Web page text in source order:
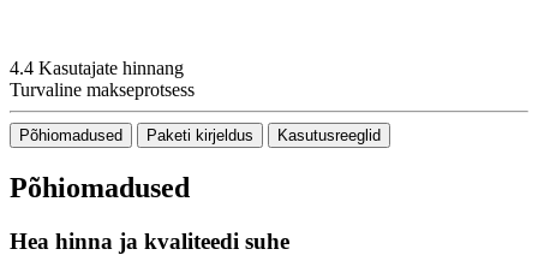
4.4 Kasutajate hinnang
Turvaline makseprotsess
Põhiomadused Paketi kirjeldus Kasutusreeglid
Põhiomadused
Hea hinna ja kvaliteedi suhe